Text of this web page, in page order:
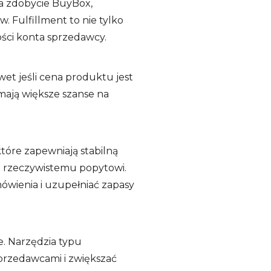
zdobycie BuyBox,
Fulfillment to nie tylko
konta sprzedawcy.
jeśli cena produktu jest
większe szanse na
zapewniają stabilną
popytowi.
i uzupełniać zapasy
Narzędzia typu
i zwiększać